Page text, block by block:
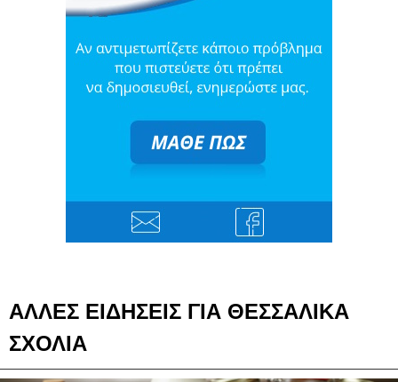
ΑΛΛΕΣ ΕΙΔΗΣΕΙΣ ΓΙΑ ΘΕΣΣΑΛΙΚΑ
ΣΧΟΛΙΑ